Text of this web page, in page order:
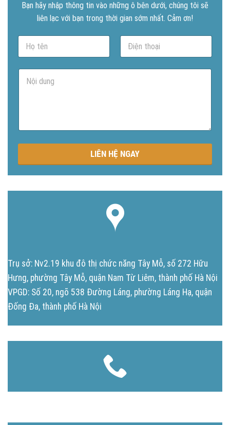
Bạn hãy nhập thông tin vào những ô bên dưới, chúng tôi sẽ
liên lạc với bạn trong thời gian sớm nhất. Cảm ơn!
N
m
e
P
o
n
N
g
LIÊN HỆ NGAY
Trụ sở: Nv2.19 khu đô thị chức năng Tây Mỗ, số 272 Hữu
Hưng, phường Tây Mỗ, quận Nam Từ Liêm, thành phố Hà Nội
VPGD: Số 20, ngõ 538 Đường Láng, phường Láng Hạ, quận
Đống Đa, thành phố Hà Nội